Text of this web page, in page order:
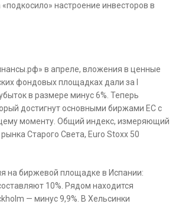
настроение инвесторов в
в апреле, вложения в ценные
фондовых площадках дали за I
в размере минус 6%. Теперь
достигнут основными биржами ЕС с
моменту. Общий индекс, измеряющий
Старого Света, Euro Stoxx 50
на биржевой площадке в Испании:
10%. Рядом находится
— минус 9,9%. В Хельсинки